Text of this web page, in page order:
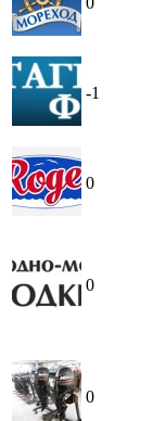
-1
0
0
0